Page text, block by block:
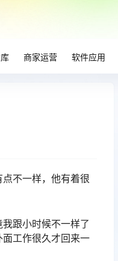
商家运营 软件应用
不一样，他有着很
跟小时候不一样了
工作很久才回来一